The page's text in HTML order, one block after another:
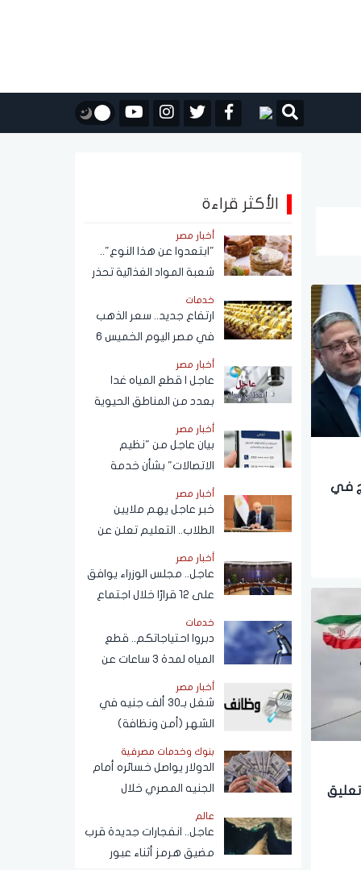
في
الأكثر قراءة
أخبار مصر
"ابتعدوا عن هذا النوع"..
شعبة المواد الغذائية تحذر
من حلاوة المولد النبوي
خدمات
ارتفاع جديد.. سعر الذهب
في مصر اليوم الخميس 6
أغسطس 2026
أخبار مصر
عاجل | قطع المياه غدا
بعدد من المناطق الحيوية
في الجيزة.. ومناشدات
للمواطنين بتدبير
احتياجاتهم
أخبار مصر
بيان عاجل من "نظيم
الاتصالات" بشأن خدمة
الاستعلام عن أرقام الهاتف
المحمول المسجلة باسم
المستخدم عبر تطبيق My
NTRA
أخبار مصر
خبر عاجل يهم ملايين
الطلاب.. التعليم تعلن عن
نظام البكالوريا الجديد
أخبار مصر
عاجل.. مجلس الوزراء يوافق
على 12 قرارًا خلال اجتماع
اليوم
خدمات
دبروا احتياجاتكم.. قطع
المياه لمدة 3 ساعات عن
هذه المناطق (اعرف
الموعد)
أخبار مصر
شغل بـ30 ألف جنيه في
الشهر (أمن ونظافة)
بنوك وخدمات مصرفية
الدولار يواصل خسائره أمام
الجنيه المصري خلال
أغسطس 2026
عالم
عاجل.. انفجارات جديدة قرب
مضيق هرمز أثناء عبور